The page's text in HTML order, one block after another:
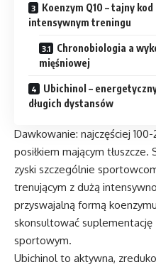
Koenzym Q10 – tajny
intensywnym treningu
Chronobiologia a
mięśniowej
Ubichinol –
długich dystansów
Dawkowanie: najczęściej
posiłkiem mającym
zyski szczególnie
trenującym z dużą
przyswajalną formą
skonsultować
sportowym.
Ubichinol to aktywna,